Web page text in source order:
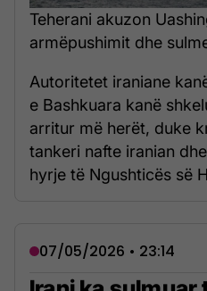
Teherani akuzon
armëpushimit dhe
Autoritetet iraniane
e Bashkuara kanë
arritur më herët, duke
tankeri nafte iranian
hyrje të Ngushticës së
07/05/2026 • 23:14